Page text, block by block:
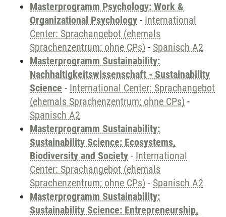
Masterprogramm Psychology: Work &
Organizational Psychology - International
Center: Sprachangebot (ehemals
Sprachenzentrum; ohne CPs) - Spanisch A2
Masterprogramm Sustainability:
Nachhaltigkeitswissenschaft - Sustainability
Science - International Center: Sprachangebot
(ehemals Sprachenzentrum; ohne CPs) -
Spanisch A2
Masterprogramm Sustainability:
Sustainability Science: Ecosystems,
Biodiversity and Society - International
Center: Sprachangebot (ehemals
Sprachenzentrum; ohne CPs) - Spanisch A2
Masterprogramm Sustainability:
Sustainability Science: Entrepreneurship,